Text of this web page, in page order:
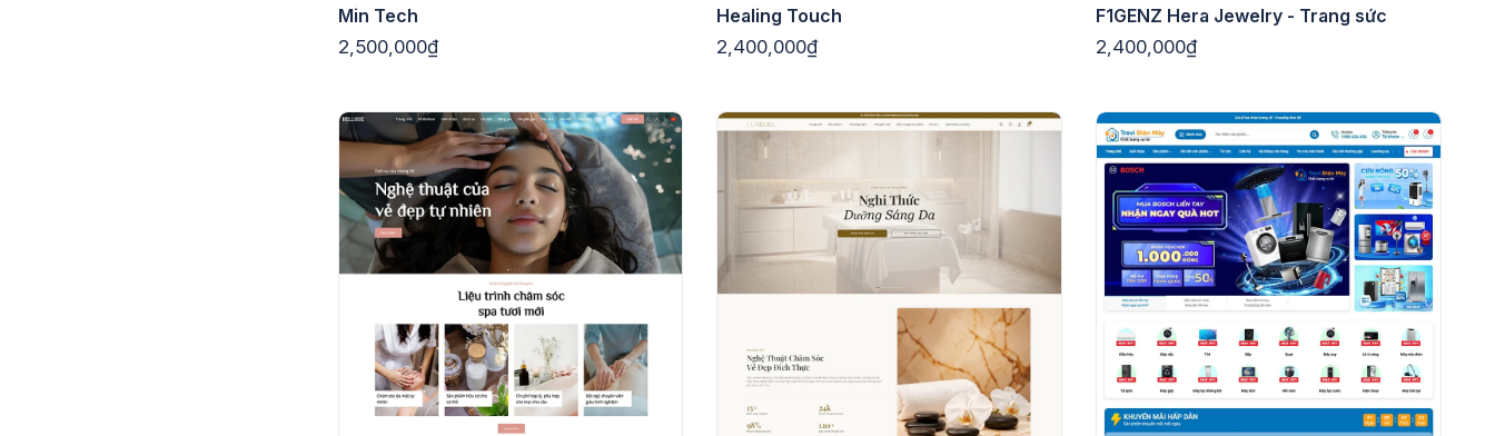
Min Tech
2,500,000₫
Healing Touch
2,400,000₫
F1GENZ Hera Jewelry - Trang sức
2,400,000₫